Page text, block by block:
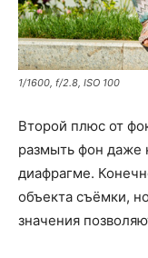
1/1600, f/2.8, ISO 100
Второй плюс от
размыть фон даже
диафрагме.
объекта съёмки,
значения